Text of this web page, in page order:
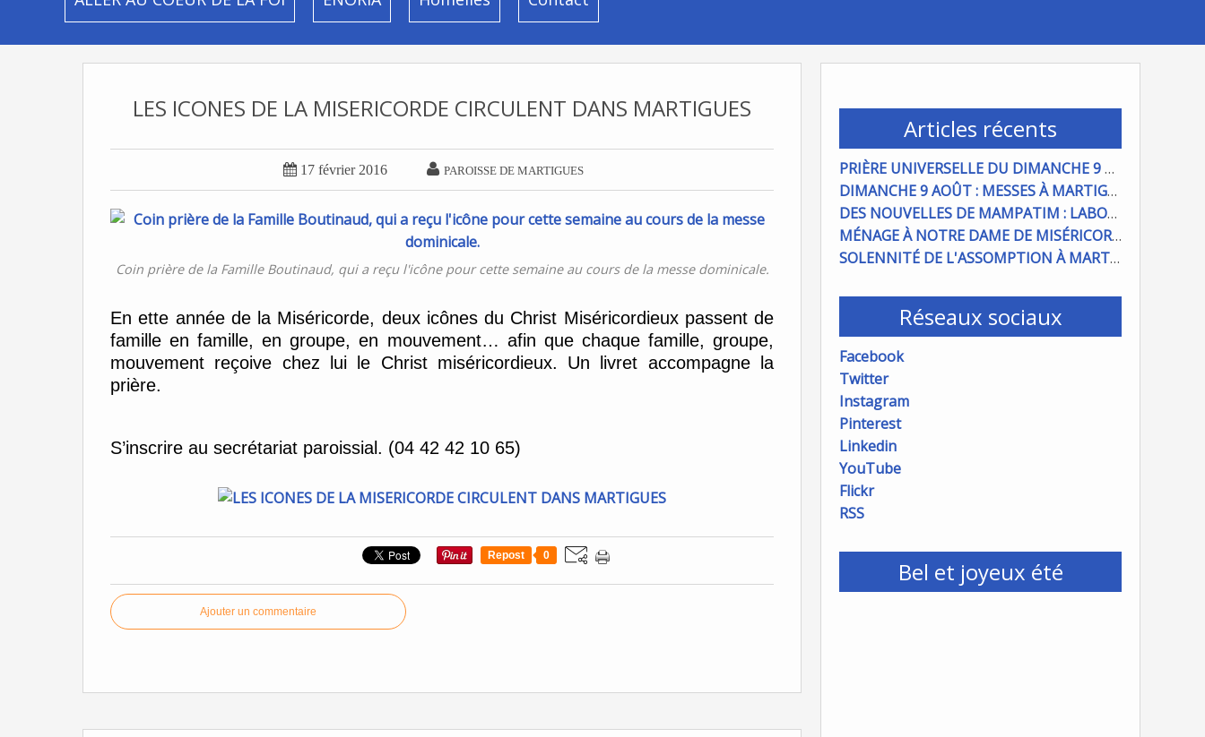
Articles récents
PRIÈRE UNIVERSELLE DU DIMANCHE 9 AOÜT
DIMANCHE 9 AOÛT : MESSES À MARTIGUES ET PORT DE BOUC
DES NOUVELLES DE MAMPATIM : LABOUR DU CHAMP PAROISSIAL
MÉNAGE À NOTRE DAME DE MISÉRICORDE : ON COMPTE SUR VOUS !
SOLENNITÉ DE L'ASSOMPTION À MARTIGUES ET PORT DE BOUC
Réseaux sociaux
Facebook
Twitter
Instagram
Pinterest
Linkedin
YouTube
Flickr
RSS
Bel et joyeux été
LES ICONES DE LA MISERICORDE CIRCULENT DANS MARTIGUES
 17 février 2016  PAROISSE DE MARTIGUES
Coin prière de la Famille Boutinaud, qui a reçu l'icône pour cette semaine au cours de la messe dominicale.
En ette année de la Miséricorde, deux icônes du Christ Miséricordieux passent de
famille en famille, en groupe, en mouvement… afin que chaque famille, groupe,
mouvement reçoive chez lui le Christ miséricordieux. Un livret accompagne la
prière.
S’inscrire au secrétariat paroissial. (04 42 42 10 65)
Repost 0
Ajouter un commentaire